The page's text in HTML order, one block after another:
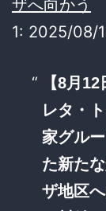
ザへ向かう
1: 2025/08/
【8月
レタ・
家グル
た新た
ザ地区